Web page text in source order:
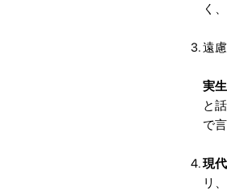
く
遠
実
と
で
現
リ